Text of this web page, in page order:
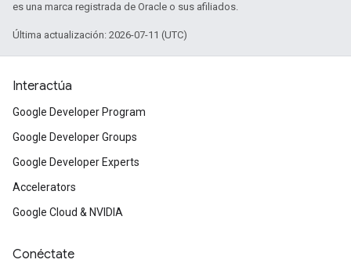
es una marca registrada de Oracle o sus afiliados.
Última actualización: 2026-07-11 (UTC)
Interactúa
Google Developer Program
Google Developer Groups
Google Developer Experts
Accelerators
Google Cloud & NVIDIA
Conéctate